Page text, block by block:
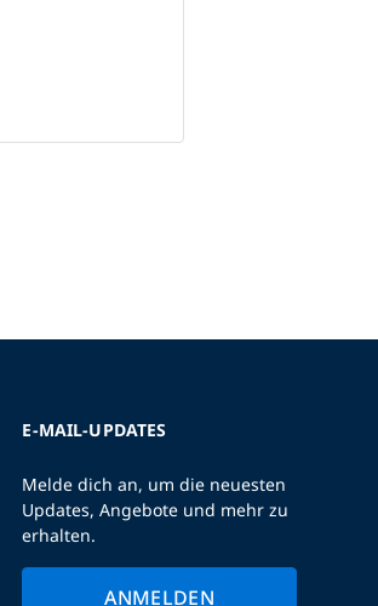
E-MAIL-UPDATES
Melde dich an, um die neuesten
Updates, Angebote und mehr zu
erhalten.
ANMELDEN